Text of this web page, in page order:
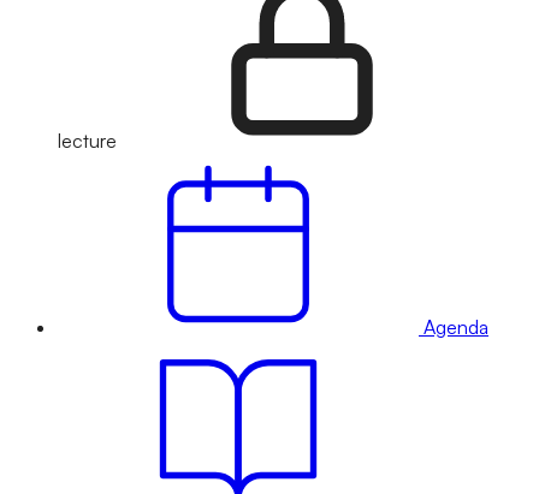
lecture
Agenda